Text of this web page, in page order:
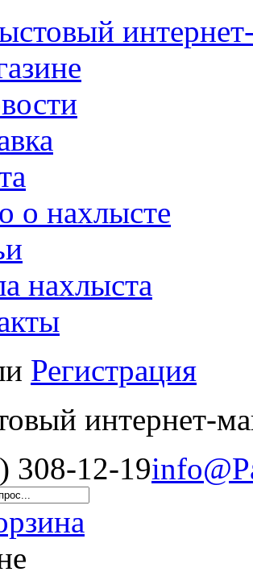
о нахлысте
нахлыста
Регистрация
интернет-
308-12-19